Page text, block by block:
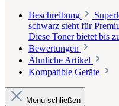
Beschreibung
schwarz steht für
Diese Toner bietet bis
Bewertungen
Ähnliche Artikel
Kompatible Geräte
Menü schließen